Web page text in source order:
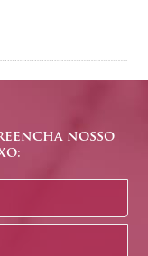
nosso